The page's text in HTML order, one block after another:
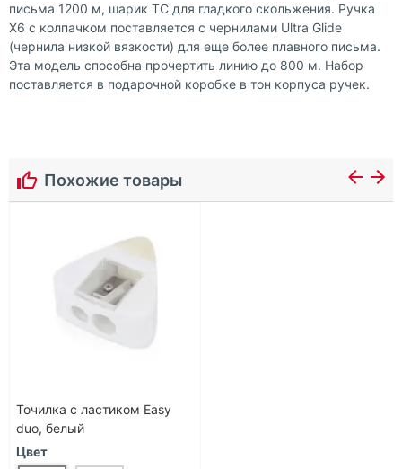
письма 1200 м, шарик TC для гладкого скольжения. Ручка
X6 с колпачком поставляется с чернилами Ultra Glide
(чернила низкой вязкости) для еще более плавного письма.
Эта модель способна прочертить линию до 800 м. Набор
поставляется в подарочной коробке в тон корпуса ручек.
Похожие товары
Точилка с ластиком Easy
duo, белый
Цвет